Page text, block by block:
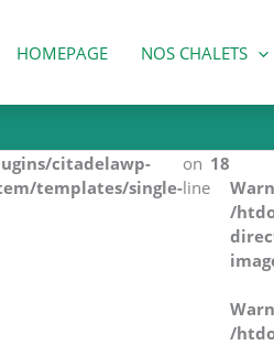
HOMEPAGE NOS CHALETS
citadelawp-
templates/single-
on
line
18
/
/